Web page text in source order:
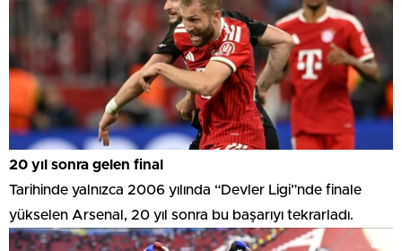
20 yıl sonra gelen final
Tarihinde yalnızca 2006 yılında “Devler Ligi”nde finale
yükselen Arsenal, 20 yıl sonra bu başarıyı tekrarladı.